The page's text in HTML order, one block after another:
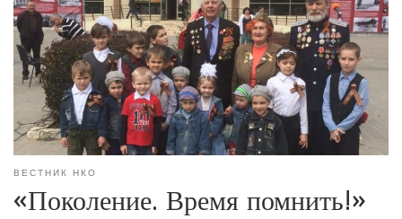
ВЕСТНИК НКО
«Поколение. Время помнить!»